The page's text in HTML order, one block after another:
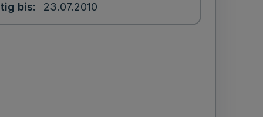
bis
23.07.2010